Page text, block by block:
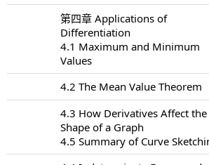
第四章 Applications of
Differentiation
4.1 Maximum and Minimum
Values
4.2 The Mean Value Theorem
4.3 How Derivatives Affect the
Shape of a Graph
4.5 Summary of Curve